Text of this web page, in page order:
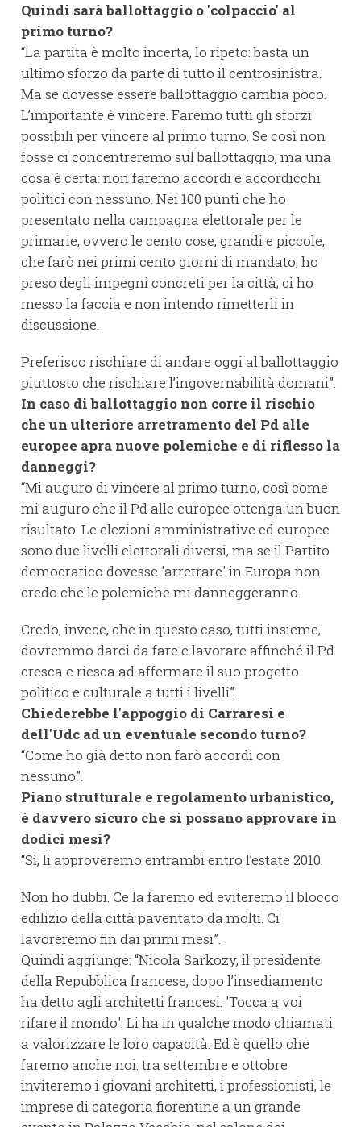
Quindi sarà ballottaggio o 'colpaccio' al
primo turno?
“La partita è molto incerta, lo ripeto: basta un
ultimo sforzo da parte di tutto il centrosinistra.
Ma se dovesse essere ballottaggio cambia poco.
L’importante è vincere. Faremo tutti gli sforzi
possibili per vincere al primo turno. Se così non
fosse ci concentreremo sul ballottaggio, ma una
cosa è certa: non faremo accordi e accordicchi
politici con nessuno. Nei 100 punti che ho
presentato nella campagna elettorale per le
primarie, ovvero le cento cose, grandi e piccole,
che farò nei primi cento giorni di mandato, ho
preso degli impegni concreti per la città; ci ho
messo la faccia e non intendo rimetterli in
discussione.
Preferisco rischiare di andare oggi al ballottaggio
piuttosto che rischiare l’ingovernabilità domani”.
In caso di ballottaggio non corre il rischio
che un ulteriore arretramento del Pd alle
europee apra nuove polemiche e di riflesso la
danneggi?
“Mi auguro di vincere al primo turno, così come
mi auguro che il Pd alle europee ottenga un buon
risultato. Le elezioni amministrative ed europee
sono due livelli elettorali diversi, ma se il Partito
democratico dovesse 'arretrare' in Europa non
credo che le polemiche mi danneggeranno.
Credo, invece, che in questo caso, tutti insieme,
dovremmo darci da fare e lavorare affinché il Pd
cresca e riesca ad affermare il suo progetto
politico e culturale a tutti i livelli”.
Chiederebbe l'appoggio di Carraresi e
dell'Udc ad un eventuale secondo turno?
“Come ho già detto non farò accordi con
nessuno”.
Piano strutturale e regolamento urbanistico,
è davvero sicuro che si possano approvare in
dodici mesi?
“Sì, li approveremo entrambi entro l’estate 2010.
Non ho dubbi. Ce la faremo ed eviteremo il blocco
edilizio della città paventato da molti. Ci
lavoreremo fin dai primi mesi”.
Quindi aggiunge: “Nicola Sarkozy, il presidente
della Repubblica francese, dopo l’insediamento
ha detto agli architetti francesi: 'Tocca a voi
rifare il mondo'. Li ha in qualche modo chiamati
a valorizzare le loro capacità. Ed è quello che
faremo anche noi: tra settembre e ottobre
inviteremo i giovani architetti, i professionisti, le
imprese di categoria fiorentine a un grande